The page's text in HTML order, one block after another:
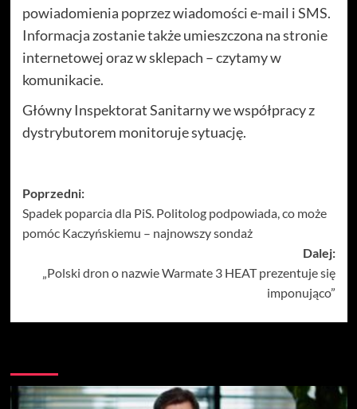
powiadomienia poprzez wiadomości e-mail i SMS.
Informacja zostanie także umieszczona na stronie
internetowej oraz w sklepach – czytamy w
komunikacie.
Główny Inspektorat Sanitarny we współpracy z
dystrybutorem monitoruje sytuację.
Zobacz
wpisy
Poprzedni:
Spadek poparcia dla PiS. Politolog podpowiada, co może
pomóc Kaczyńskiemu – najnowszy sondaż
Dalej:
„Polski dron o nazwie Warmate 3 HEAT prezentuje się
imponująco”